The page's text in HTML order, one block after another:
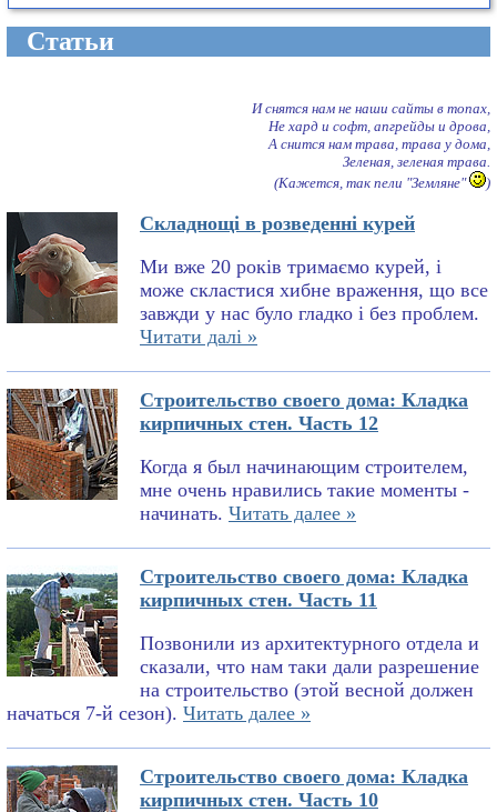
Cтатьи
И снятся нам не наши сайты в топах,
Не хард и софт, апгрейды и дрова,
А снится нам трава, трава у дома,
Зеленая, зеленая трава.
(Кажется, так пели "Земляне"
)
Складнощі в розведенні курей
Ми вже 20 років тримаємо курей, і
може скластися хибне враження, що все
завжди у нас було гладко і без проблем.
Читати далі »
Строительство своего дома: Кладка
кирпичных стен. Часть 12
Когда я был начинающим строителем,
мне очень нравились такие моменты -
начинать. Читать далее »
Строительство своего дома: Кладка
кирпичных стен. Часть 11
Позвонили из архитектурного отдела и
сказали, что нам таки дали разрешение
на строительство (этой весной должен
начаться 7-й сезон). Читать далее »
Строительство своего дома: Кладка
кирпичных стен. Часть 10